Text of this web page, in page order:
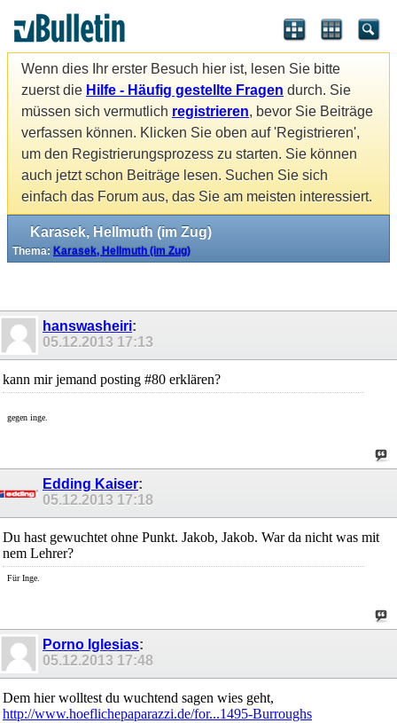
Wenn dies Ihr erster Besuch hier ist, lesen Sie bitte
zuerst die Hilfe - Häufig gestellte Fragen durch. Sie
müssen sich vermutlich registrieren, bevor Sie Beiträge
verfassen können. Klicken Sie oben auf 'Registrieren',
um den Registrierungsprozess zu starten. Sie können
auch jetzt schon Beiträge lesen. Suchen Sie sich
einfach das Forum aus, das Sie am meisten interessiert.
Karasek, Hellmuth (im Zug)
Thema: Karasek, Hellmuth (im Zug)
hanswasheiri:
05.12.2013 17:13
kann mir jemand posting #80 erklären?
gegen inge.
Edding Kaiser:
05.12.2013 17:18
Du hast gewuchtet ohne Punkt. Jakob, Jakob. War da nicht was mit
nem Lehrer?
Für Inge.
Porno Iglesias:
05.12.2013 17:48
Dem hier wolltest du wuchtend sagen wies geht,
http://www.hoeflichepaparazzi.de/for...1495-Burroughs